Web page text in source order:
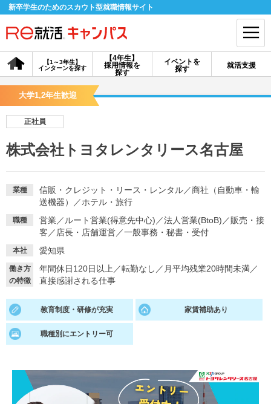
新卒学生のためのスカウト型就職情報サイト
【4年生】
採用情報を
探す
【1～3年生】
インターンを探す
イベントを
探す
就活支援
会員登録 ログイン
探す
イベントを探す スカウト お知らせ
就活ノウハウが満載！ お役立ち記事・相談室など
適職診断
就活時事ニュースを更新
よくある質問
不明点があればこちら
大学1,2年生歓迎
正社員
株式会社トヨタレンタリース名古屋
業種 信販・クレジット・リース・レンタル／商社（自動車・輸
送機器）
／ホテル・旅行
職種 営業／ ルート営業(得意先中心) ／法人営業(BtoB) ／販売・接
客 ／ 店長・店舗運営／一般事務・秘書・受付
本社 愛知県
働き方
の特徴
年間休日120日以上 ／転勤なし ／ 月平均残業20時間未満／
直接感謝される仕事
教育制度・研修が充実 家賃補助あり
職種別にエントリー可